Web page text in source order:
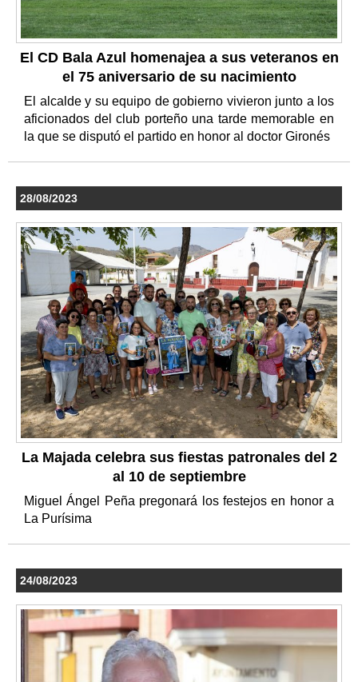
El CD Bala Azul homenajea a sus veteranos en
el 75 aniversario de su nacimiento
El alcalde y su equipo de gobierno vivieron junto a los
aficionados del club porteño una tarde memorable en
la que se disputó el partido en honor al doctor Gironés
28/08/2023
La Majada celebra sus fiestas patronales del 2
al 10 de septiembre
Miguel Ángel Peña pregonará los festejos en honor a
La Purísima
24/08/2023